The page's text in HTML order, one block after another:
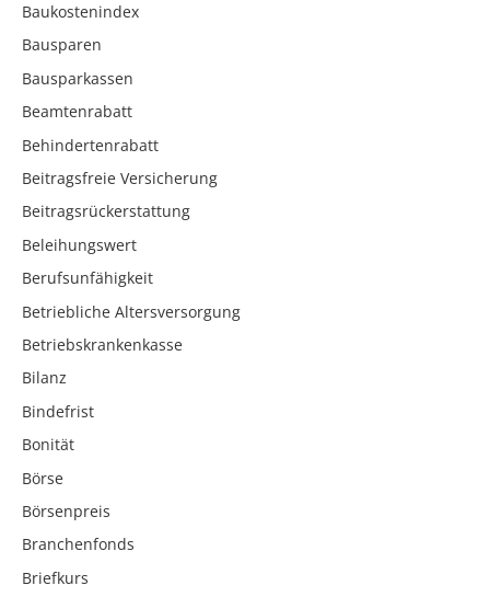
Baukostenindex
Bausparen
Bausparkassen
Beamtenrabatt
Behindertenrabatt
Beitragsfreie Versicherung
Beitragsrückerstattung
Beleihungswert
Berufsunfähigkeit
Betriebliche Altersversorgung
Betriebskrankenkasse
Bilanz
Bindefrist
Bonität
Börse
Börsenpreis
Branchenfonds
Briefkurs